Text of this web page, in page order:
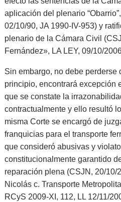
aplicación del plenario
02/10/90, JA 1990-IV-953) y
plenario de la Cámara Civil
Fernández», LA LEY, 09/10/
Sin embargo, no debe perderse
principio, encontrará excepción
que se constate la
contractualmente y ello resultó
misma Corte se encargó de
franquicias para el transporte
que consideró abusivas y
constitucionalmente garantido
reparación plena (CSJN, 20/10/
Nicolás c. Transporte
RCyS 2009-XI, 112, LL 12/11/